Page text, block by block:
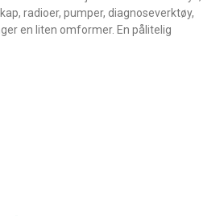
radioer, pumper, diagnoseverktøy,
en liten omformer. En pålitelig